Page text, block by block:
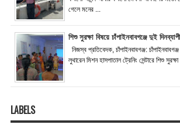
গেলে মনের ...
শিশু সুরক্ষা বিষয়ে চাঁপাইনবাবগঞ্জে দুই
নিজস্ব প্রতিবেদক, চাঁপাইনবাবগঞ্জ:
লুথারেন মিশন হাসপাতাল ট্রেনিং সেন্টারে শিশু সুরক্ষা
LABELS